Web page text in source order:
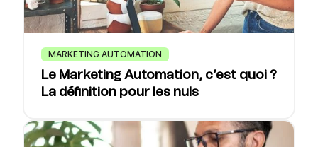
MARKETING AUTOMATION
Le Marketing Automation, c’est quoi ?
La définition pour les nuls